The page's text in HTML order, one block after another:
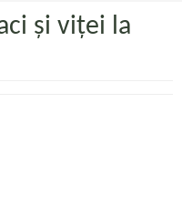
și viței la